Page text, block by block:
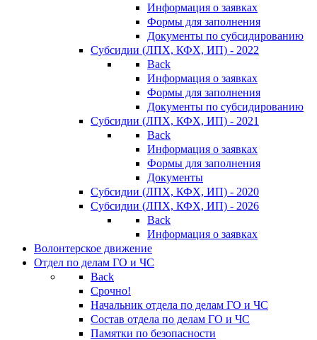
Информация о заявках
Формы для заполнения
Документы по субсидированию
Субсидии (ЛПХ, КФХ, ИП) - 2022
Back
Информация о заявках
Формы для заполнения
Документы по субсидированию
Субсидии (ЛПХ, КФХ, ИП) - 2021
Back
Информация о заявках
Формы для заполнения
Документы
Субсидии (ЛПХ, КФХ, ИП) - 2020
Субсидии (ЛПХ, КФХ, ИП) - 2026
Back
Информация о заявках
Волонтерское движение
Отдел по делам ГО и ЧС
Back
Срочно!
Начальник отдела по делам ГО и ЧС
Состав отдела по делам ГО и ЧС
Памятки по безопасности